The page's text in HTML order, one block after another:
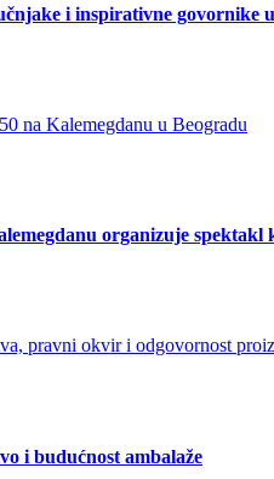
i inspirativne govornike
organizuje
i budućnost ambalaže